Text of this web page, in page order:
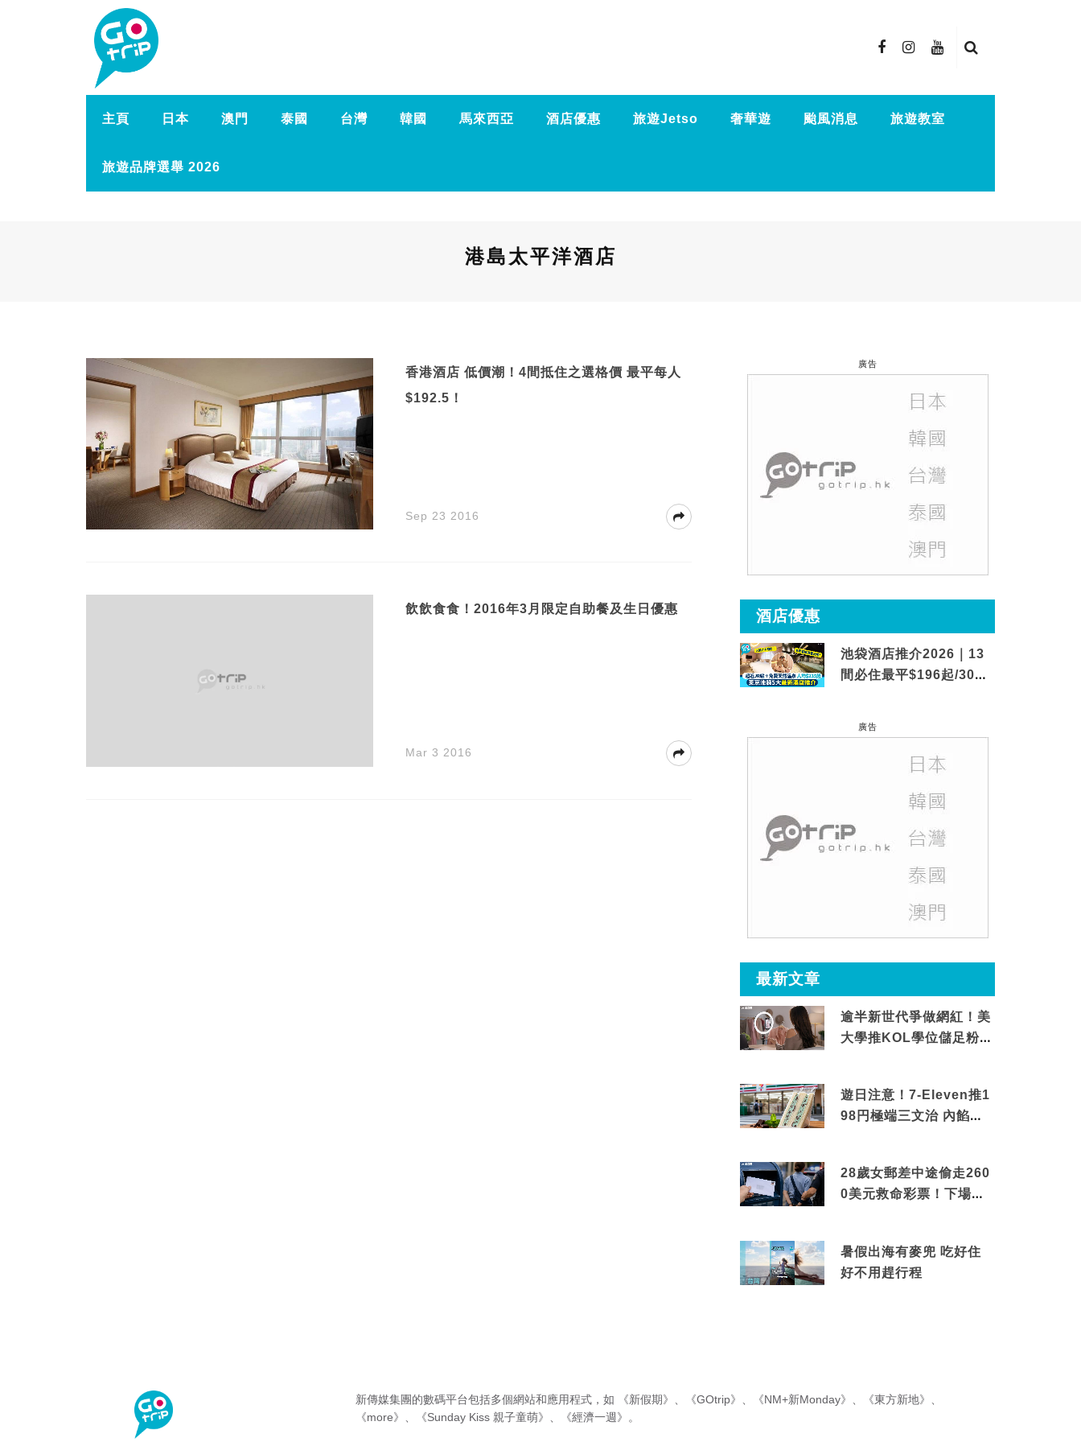
主頁 日本 澳門 泰國 台灣 韓國 馬來西亞 酒店優惠 旅遊Jetso 奢華遊 颱風消息 旅遊教室
旅遊品牌選舉 2026
港島太平洋酒店
香港酒店 低價潮！4間抵住之選格價 最平每人
$192.5！
Sep 23 2016
飲飲食食！2016年3月限定自助餐及生日優惠
Mar 3 2016
廣告
酒店優惠
池袋酒店推介2026｜13
間必住最平$196起/30秒
廣告
最新文章
逾半新世代爭做網紅！美
大學推KOL學位儲足粉絲
遊日注意！7-Eleven推1
98円極端三文治 內餡曝
28歲女郵差中途偷走260
0美元救命彩票！下場令
暑假出海有麥兜 吃好住
好不用趕行程
新傳媒集團的數碼平台包括多個網站和應用程式，如 《新假期》 《GOtrip》 《NM+新Monday》 《東方新地》
《more》
《Sunday Kiss 親子童萌》 《經濟一週》 。